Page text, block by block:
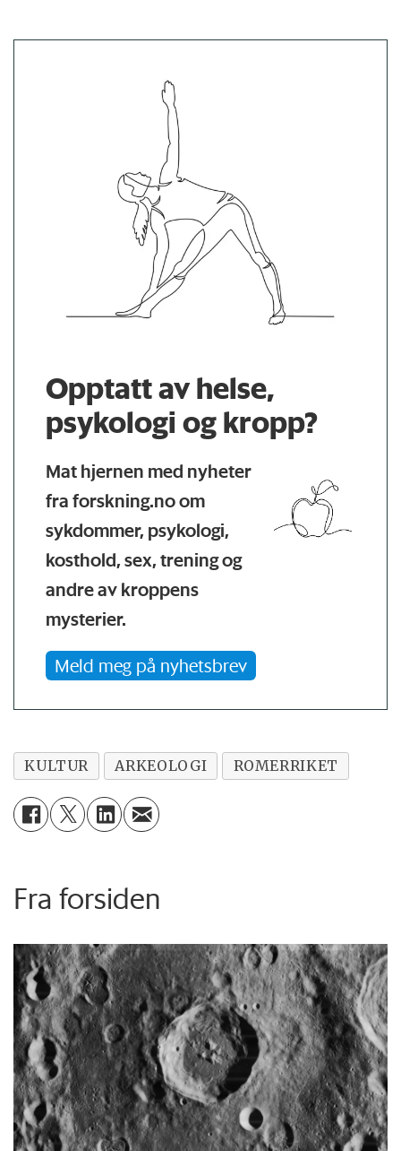
Opptatt av helse,
psykologi og kropp?
Mat hjernen med nyheter
fra forskning.no om
sykdommer, psykologi,
kosthold, sex, trening og
andre av kroppens
mysterier.
Meld meg på nyhetsbrev
KULTUR ARKEOLOGI ROMERRIKET
Fra forsiden